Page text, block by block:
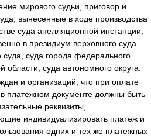
мирового судьи, приговор и
вынесенные в ходе производства
суда апелляционной инстанции,
в президиум верховного суда
суда, суда города федерального
области, суда автономного округа.
и организаций, что при оплате
платежном документе должны быть
реквизиты,
индивидуализировать платеж и
одних и тех же платежных